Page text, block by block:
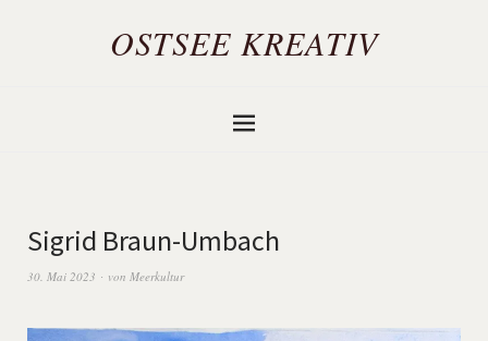
OSTSEE KREATIV
Sigrid Braun-Umbach
30. Mai 2023 von Meerkultur